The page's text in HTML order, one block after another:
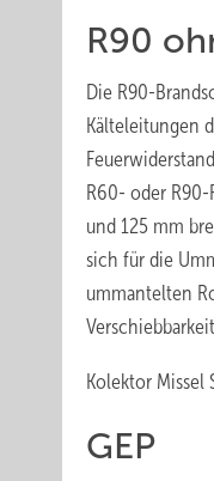
R90
Die R90-
Kälteleitungen
R60- oder
und 125 mm
sich für die
ummantelten
Kolektor Missel
GEP